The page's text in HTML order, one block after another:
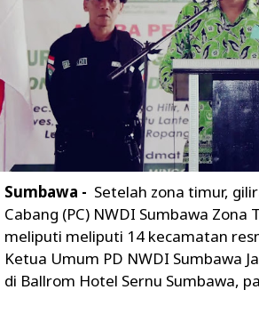
Sumbawa - Setelah zona timur,
Cabang (PC) NWDI Sumbawa Zona
meliputi meliputi 14 kecamatan
Ketua Umum PD NWDI Sumbawa
di Ballrom Hotel Sernu Sumbawa,